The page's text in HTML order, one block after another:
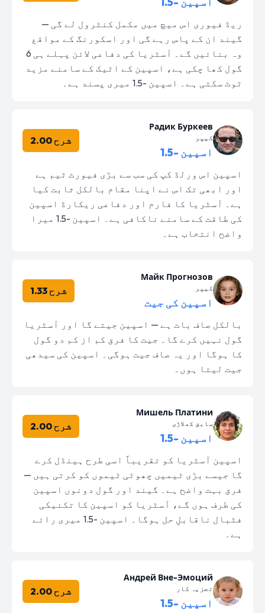
ریڈ فیوری اس میچ میں مکمل کنٹرول لے گی —
گیند ان کے پاس رہے گی اور اسکورنگ کے مواقع
وہ بنائیں گے۔ آسٹریا کی دفاعی لائن پہلے ہی 6
گول کھا چکی ہے، اسپین کے اٹیک کے سامنے مزید
ٹوٹ سکتی ہے۔ اسپین -1.5 میری پسند ہے۔
Радик Буркеев
کیپر
اسپین -1.5
شرح 2.00
اسپین اس ورلڈ کپ کی سب سے بڑی فیورٹ ٹیم ہے
اور ابھی تک اس نے اپنا مقام بالکل ثابت کیا
ہے۔ آسٹریا کا فارم اور دفاعی ریکارڈ اسپین
کی طاقت کے سامنے ناکافی ہے۔ اسپین -1.5 میرا
واضح انتخاب ہے۔
Майк Прогнозов
کیپر
اسپین کی جیت
شرح 1.33
بالکل صاف بات ہے — اسپین جیتے گا اور آسٹریا
گول نہیں کرے گا۔ جیت کا فرق کم از کم دو گول
کا ہوگا اور یہ صاف جیت ہوگی۔ اسپین کی سیدھی
جیت لیتا ہوں۔
Мишель Платини
سابق کھلاڑی
اسپین -1.5
شرح 2.00
اسپین آسٹریا کو تقریباً اسی طرح ہینڈل کرے
گا جیسے بڑی ٹیمیں چھوٹی ٹیموں کو کرتی ہیں —
فرق بہت واضح ہے۔ گیند اور گول دونوں اسپین
کی طرف ہوں گے، آسٹریا کو اسپین کا تکنیکی
فٹبال ناقابلِ حل ہوگا۔ اسپین -1.5 میری رائے
ہے۔
Андрей Вне-Эмоций
تجزیہ کار
اسپین -1.5
شرح 2.00